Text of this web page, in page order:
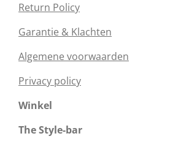
Return Policy
Garantie & Klachten
Algemene voorwaarden
Privacy policy
Winkel
The Style-bar